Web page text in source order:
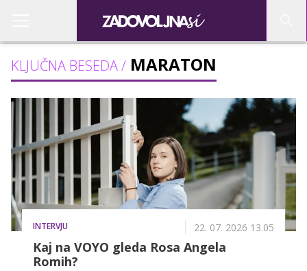
KLJUČNA BESEDA / MARATON
INTERVJU 22. 07. 2026 13.05
Kaj na VOYO gleda Rosa Angela
Romih?